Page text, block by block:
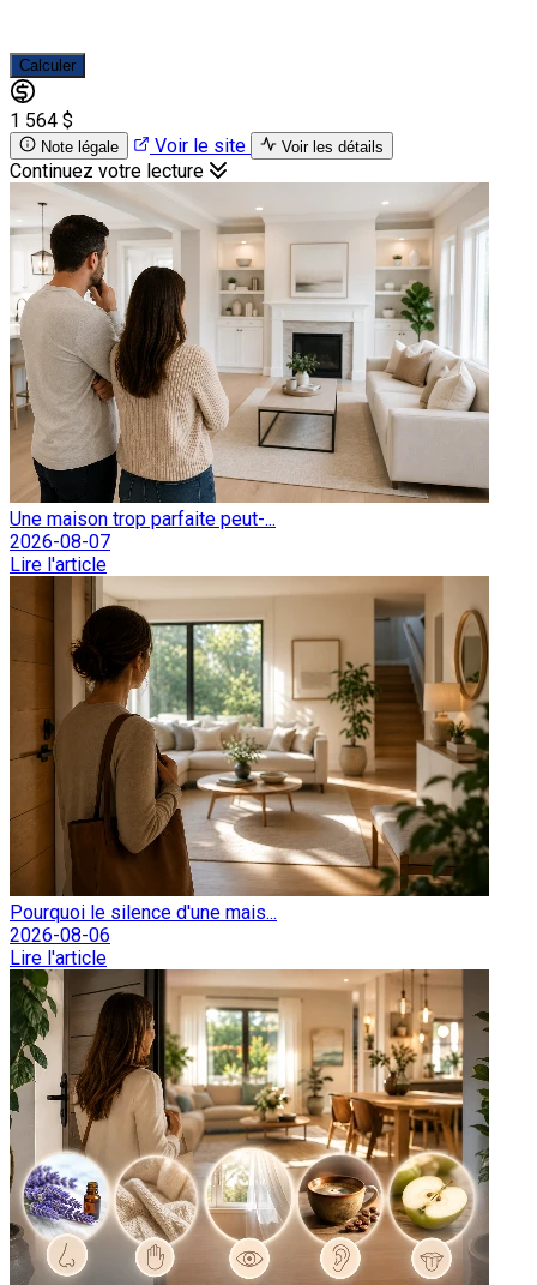
Calculer
1 564 $
Note légale Voir le site Voir les détails
Continuez votre lecture
Une maison trop parfaite peut-...
2026-08-07
Lire l'article
Pourquoi le silence d'une mais...
2026-08-06
Lire l'article